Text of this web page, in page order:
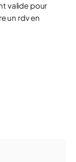
valide pour
un rdv en